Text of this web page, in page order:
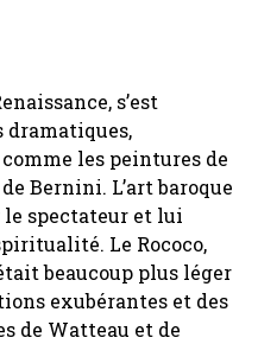
s’est
dramatiques,
les peintures de
Bernini. L’art baroque
spectateur et lui
Le Rococo,
beaucoup plus léger
exubérantes et des
de Watteau et de